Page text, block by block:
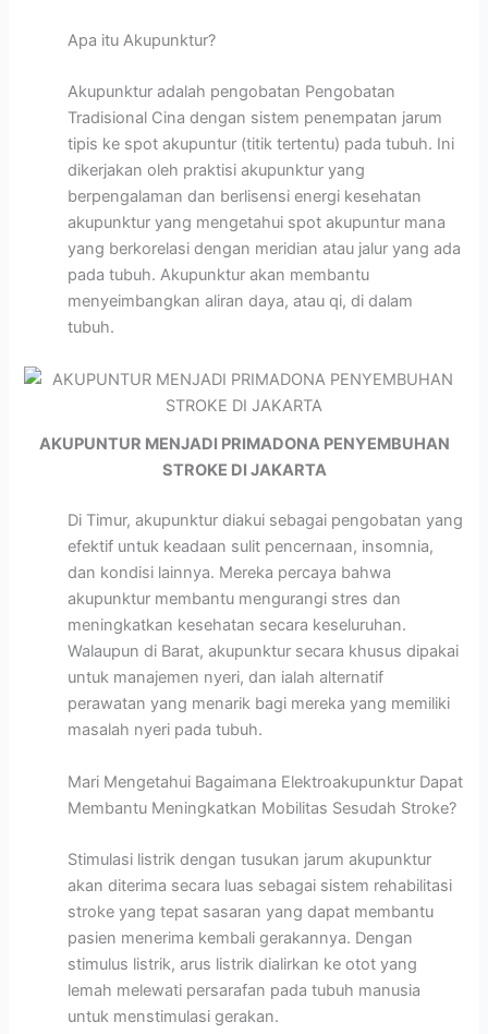
Apa itu Akupunktur?
Akupunktur adalah pengobatan Pengobatan
Tradisional Cina dengan sistem penempatan jarum
tipis ke spot akupuntur (titik tertentu) pada tubuh. Ini
dikerjakan oleh praktisi akupunktur yang
berpengalaman dan berlisensi energi kesehatan
akupunktur yang mengetahui spot akupuntur mana
yang berkorelasi dengan meridian atau jalur yang ada
pada tubuh. Akupunktur akan membantu
menyeimbangkan aliran daya, atau qi, di dalam
tubuh.
AKUPUNTUR MENJADI PRIMADONA PENYEMBUHAN
STROKE DI JAKARTA
Di Timur, akupunktur diakui sebagai pengobatan yang
efektif untuk keadaan sulit pencernaan, insomnia,
dan kondisi lainnya. Mereka percaya bahwa
akupunktur membantu mengurangi stres dan
meningkatkan kesehatan secara keseluruhan.
Walaupun di Barat, akupunktur secara khusus dipakai
untuk manajemen nyeri, dan ialah alternatif
perawatan yang menarik bagi mereka yang memiliki
masalah nyeri pada tubuh.
Mari Mengetahui Bagaimana Elektroakupunktur Dapat
Membantu Meningkatkan Mobilitas Sesudah Stroke?
Stimulasi listrik dengan tusukan jarum akupunktur
akan diterima secara luas sebagai sistem rehabilitasi
stroke yang tepat sasaran yang dapat membantu
pasien menerima kembali gerakannya. Dengan
stimulus listrik, arus listrik dialirkan ke otot yang
lemah melewati persarafan pada tubuh manusia
untuk menstimulasi gerakan.